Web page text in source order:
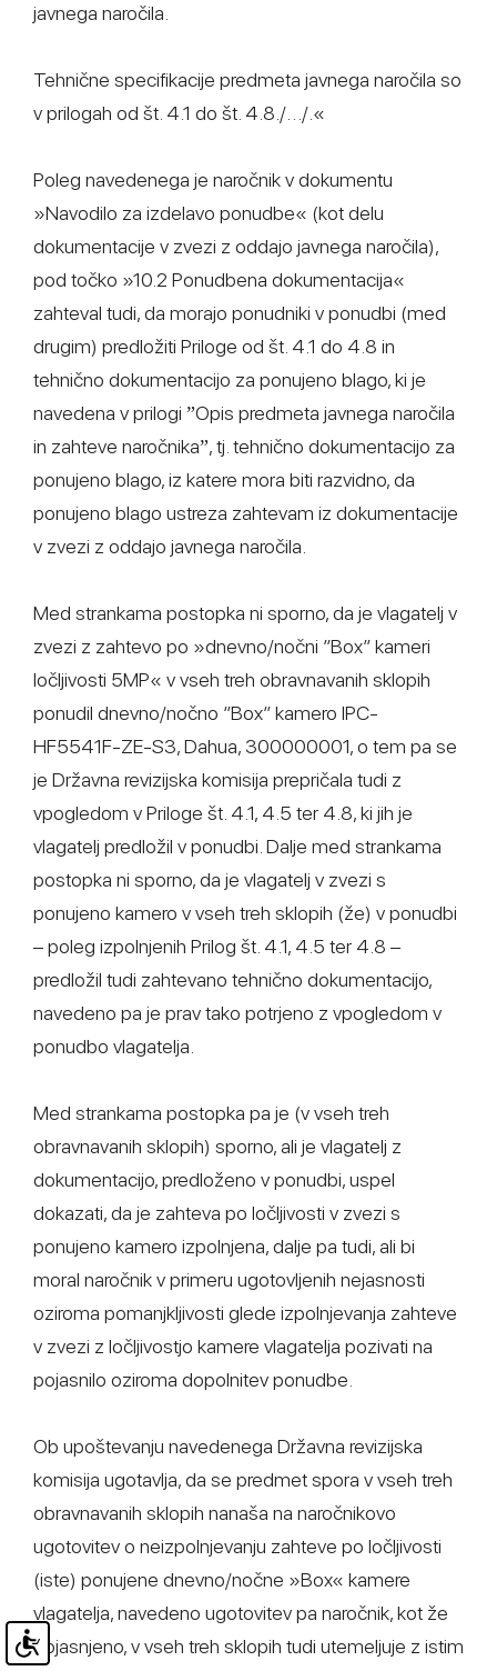
javnega naročila.
Tehnične specifikacije predmeta javnega naročila so
v prilogah od št. 4.1 do št. 4.8./…/.«
Poleg navedenega je naročnik v dokumentu
»Navodilo za izdelavo ponudbe« (kot delu
dokumentacije v zvezi z oddajo javnega naročila),
pod točko »10.2 Ponudbena dokumentacija«
zahteval tudi, da morajo ponudniki v ponudbi (med
drugim) predložiti Priloge od št. 4.1 do 4.8 in
tehnično dokumentacijo za ponujeno blago, ki je
navedena v prilogi ˮOpis predmeta javnega naročila
in zahteve naročnikaˮ, tj. tehnično dokumentacijo za
ponujeno blago, iz katere mora biti razvidno, da
ponujeno blago ustreza zahtevam iz dokumentacije
v zvezi z oddajo javnega naročila.
Med strankama postopka ni sporno, da je vlagatelj v
zvezi z zahtevo po »dnevno/nočni ″Box″ kameri
ločljivosti 5MP« v vseh treh obravnavanih sklopih
ponudil dnevno/nočno ″Box″ kamero IPC-
HF5541F-ZE-S3, Dahua, 300000001, o tem pa se
je Državna revizijska komisija prepričala tudi z
vpogledom v Priloge št. 4.1, 4.5 ter 4.8, ki jih je
vlagatelj predložil v ponudbi. Dalje med strankama
postopka ni sporno, da je vlagatelj v zvezi s
ponujeno kamero v vseh treh sklopih (že) v ponudbi
– poleg izpolnjenih Prilog št. 4.1, 4.5 ter 4.8 –
predložil tudi zahtevano tehnično dokumentacijo,
navedeno pa je prav tako potrjeno z vpogledom v
ponudbo vlagatelja.
Med strankama postopka pa je (v vseh treh
obravnavanih sklopih) sporno, ali je vlagatelj z
dokumentacijo, predloženo v ponudbi, uspel
dokazati, da je zahteva po ločljivosti v zvezi s
ponujeno kamero izpolnjena, dalje pa tudi, ali bi
moral naročnik v primeru ugotovljenih nejasnosti
oziroma pomanjkljivosti glede izpolnjevanja zahteve
v zvezi z ločljivostjo kamere vlagatelja pozivati na
pojasnilo oziroma dopolnitev ponudbe.
Ob upoštevanju navedenega Državna revizijska
komisija ugotavlja, da se predmet spora v vseh treh
obravnavanih sklopih nanaša na naročnikovo
ugotovitev o neizpolnjevanju zahteve po ločljivosti
(iste) ponujene dnevno/nočne »Box« kamere
vlagatelja, navedeno ugotovitev pa naročnik, kot že
pojasnjeno, v vseh treh sklopih tudi utemeljuje z istim